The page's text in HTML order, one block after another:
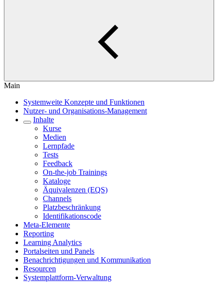
Main
Systemweite Konzepte und Funktionen
Nutzer- und Organisations-Management
Inhalte
Kurse
Medien
Lernpfade
Tests
Feedback
On-the-job Trainings
Kataloge
Äquivalenzen (EQS)
Channels
Platzbeschränkung
Identifikationscode
Meta-Elemente
Reporting
Learning Analytics
Portalseiten und Panels
Benachrichtigungen und Kommunikation
Resourcen
Systemplattform-Verwaltung